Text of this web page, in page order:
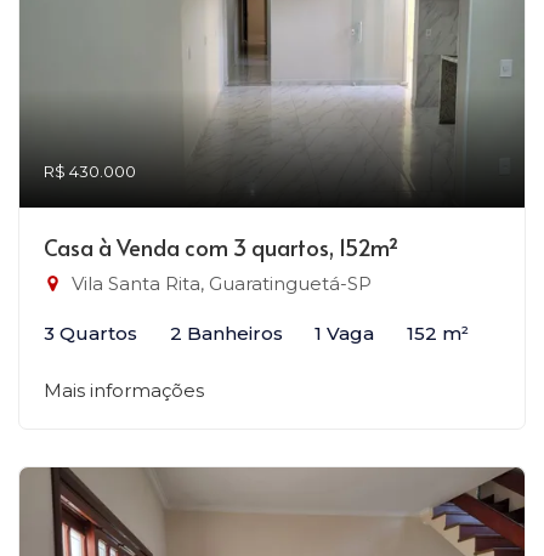
R$ 430.000
Casa à Venda com 3 quartos, 152m²
Vila Santa Rita, Guaratinguetá-SP
3 Quartos 2 Banheiros 1 Vaga 152 m²
Mais informações